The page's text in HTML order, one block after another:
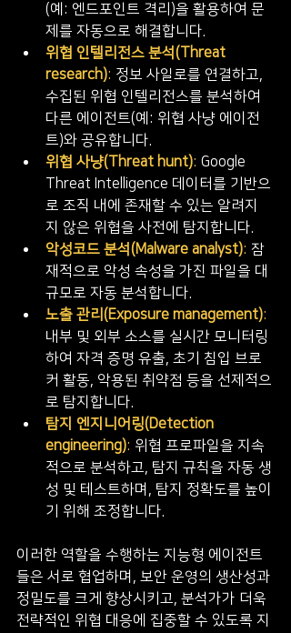
(예: 엔드포인트 격리)을 활용하여 문
제를 자동으로 해결합니다.
위협 인텔리전스 분석(Threat
research): 정보 사일로를 연결하고,
수집된 위협 인텔리전스를 분석하여
다른 에이전트(예: 위협 사냥 에이전
트)와 공유합니다.
위협 사냥(Threat hunt)​: Google
Threat Intelligence 데이터를 기반으
로 조직 내에 존재할 수 있는 알려지
지 않은 위협을 사전에 탐지합니다.
악성코드 분석(Malware analyst)​: 잠
재적으로 악성 속성을 가진 파일을 대
규모로 자동 분석합니다.
노출 관리(Exposure management)​:
내부 및 외부 소스를 실시간 모니터링
하여 자격 증명 유출, 초기 침입 브로
커 활동, 악용된 취약점 등을 선제적으
로 탐지합니다.
탐지 엔지니어링(Detection
engineering): 위협 프로파일을 지속
적으로 분석하고, 탐지 규칙을 자동 생
성 및 테스트하며, 탐지 정확도를 높이
기 위해 조정합니다.
이러한 역할을 수행하는 지능형 에이전트
들은 서로 협업하며, 보안 운영의 생산성과
정밀도를 크게 향상시키고, 분석가가 더욱
전략적인 위협 대응에 집중할 수 있도록 지